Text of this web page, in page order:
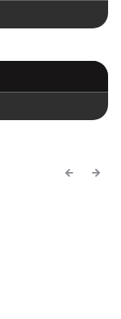
Previous
Next